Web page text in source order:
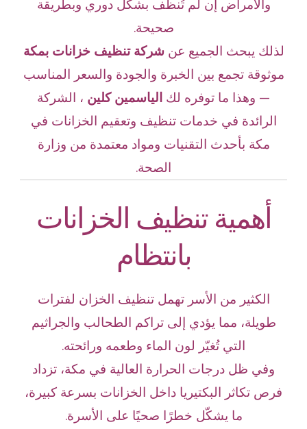
والأمراض إن لم تُنظّف بشكل دوري وبطريقة
صحيحة.
لذلك يبحث الجميع عنشركة تنظيف خزانات بمكة
موثوقة تجمع بين الخبرة والجودة والسعر المناسب
— وهذا ما توفره لك الياسمين كلين ، الشركة
الرائدة في خدمات تنظيف وتعقيم الخزانات في
مكة بأحدث التقنيات ومواد معتمدة من وزارة
الصحة.
أهمية تنظيف الخزانات
بانتظام
الكثير من الأسر تهمل تنظيف الخزان لفترات
طويلة، مما يؤدي إلى تراكم الطحالب والجراثيم
التي تُغيّر لون الماء وطعمه ورائحته.
وفي ظل درجات الحرارة العالية في مكة، تزداد
فرص تكاثر البكتيريا داخل الخزانات بسرعة كبيرة،
ما يشكّل خطرًا صحيًا على الأسرة.